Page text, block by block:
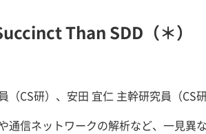
Than SDD（＊）
CS研）、安田 宜仁 主幹研究員（CS研
信ネットワークの解析など、一見異